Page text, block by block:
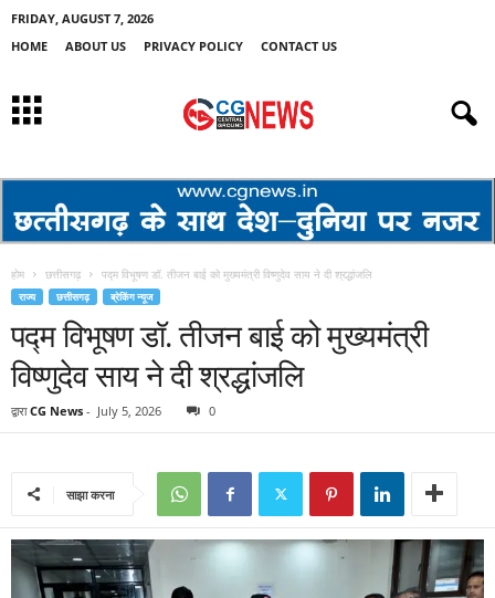
FRIDAY, AUGUST 7, 2026
HOME
ABOUT US PRIVACY POLICY CONTACT US
होम छत्तीसगढ़ पद्म विभूषण डॉ. तीजन बाई को मुख्यमंत्री विष्णुदेव साय ने दी श्रद्धांजलि
राज्य छत्तीसगढ़ ब्रेकिंग न्यूज
पद्म विभूषण डॉ. तीजन बाई को मुख्यमंत्री
विष्णुदेव साय ने दी श्रद्धांजलि
द्वारा CG News - July 5, 2026 0
साझा करना